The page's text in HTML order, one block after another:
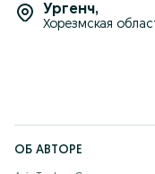
Ургенч,
Хорезмская
ОБ АВТОРЕ